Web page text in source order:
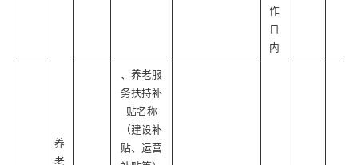
养
老
作
日
内
、养老服
务扶持补
贴名称
（建设补
贴、运营